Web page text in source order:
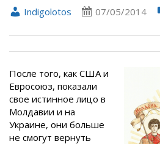
Indigolotos 07/05/2014
После того, как США и
Евросоюз, показали
свое истинное лицо в
Молдавии и на
Украине, они больше
не смогут вернуть